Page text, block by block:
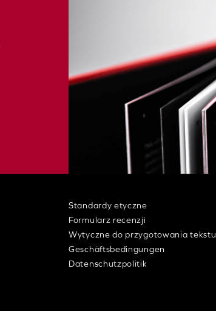
Standardy etyczne
Formularz recenzji
Wytyczne do przygotowania tekstu
Geschäftsbedingungen
Datenschutzpolitik